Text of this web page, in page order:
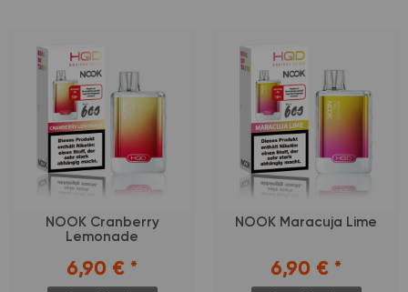
NOOK Cranberry
Lemonade
6,90 € *
NOOK Maracuja Lime
6,90 € *